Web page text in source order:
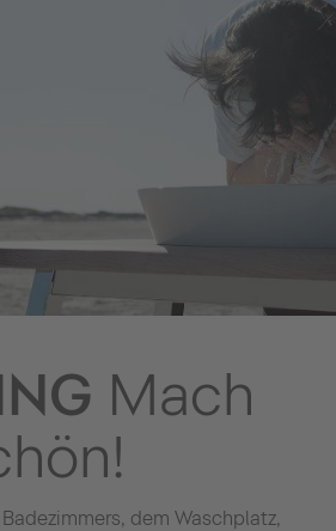
Mach
dem Waschplatz,